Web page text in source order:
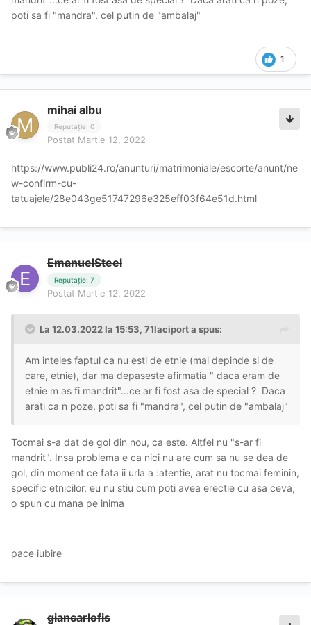
poti sa fi "mandra", cel putin de "ambalaj"
1
mihai albu
Reputație: 0
Postat Martie 12, 2022
https://www.publi24.ro/anunturi/matrimoniale/escorte/anunt/ne
w-confirm-cu-
tatuajele/28e043ge51747296e325eff03f64e51d.html
EmanuelSteel
Reputație: 7
Postat Martie 12, 2022
La 12.03.2022 la 15:53, 71laciporta spus:
Am inteles faptul ca nu esti de etnie (mai depinde si de
care, etnie), dar ma depaseste afirmatia " daca eram de
etnie m as fi mandrit"...ce ar fi fost asa de special ? Daca
arati ca n poze, poti sa fi "mandra", cel putin de "ambalaj"
Tocmai s-a dat de gol din nou, ca este. Altfel nu "s-ar fi
mandrit". Insa problema e ca nici nu are cum sa nu se dea de
gol, din moment ce fata ii urla a :atentie, arat nu tocmai feminin,
specific etnicilor, eu nu stiu cum poti avea erectie cu asa ceva,
o spun cu mana pe inima
pace iubire
giancarlofis